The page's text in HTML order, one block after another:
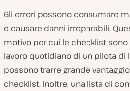
Gli errori possono consumare
e causare danni irreparabili.
motivo per cui le checklist
lavoro quotidiano di un pilota di
possono trarre grande
checklist. Inoltre, una lista di